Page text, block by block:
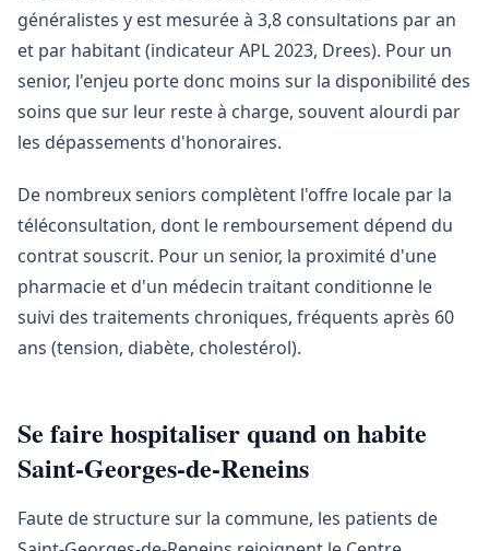
généralistes y est mesurée à 3,8 consultations par an
et par habitant (indicateur APL 2023, Drees). Pour un
senior, l'enjeu porte donc moins sur la disponibilité des
soins que sur leur reste à charge, souvent alourdi par
les dépassements d'honoraires.
De nombreux seniors complètent l'offre locale par la
téléconsultation, dont le remboursement dépend du
contrat souscrit. Pour un senior, la proximité d'une
pharmacie et d'un médecin traitant conditionne le
suivi des traitements chroniques, fréquents après 60
ans (tension, diabète, cholestérol).
Se faire hospitaliser quand on habite
Saint-Georges-de-Reneins
Faute de structure sur la commune, les patients de